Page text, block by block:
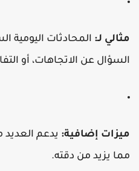
لـ: المحادثات اليومية
عن الاتجاهات، أو
إضافية:يدعم العديد من
يزيد من دقته.